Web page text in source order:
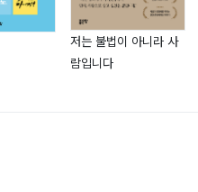
을까? … 89
저는 불법이 아니라 사
람입니다